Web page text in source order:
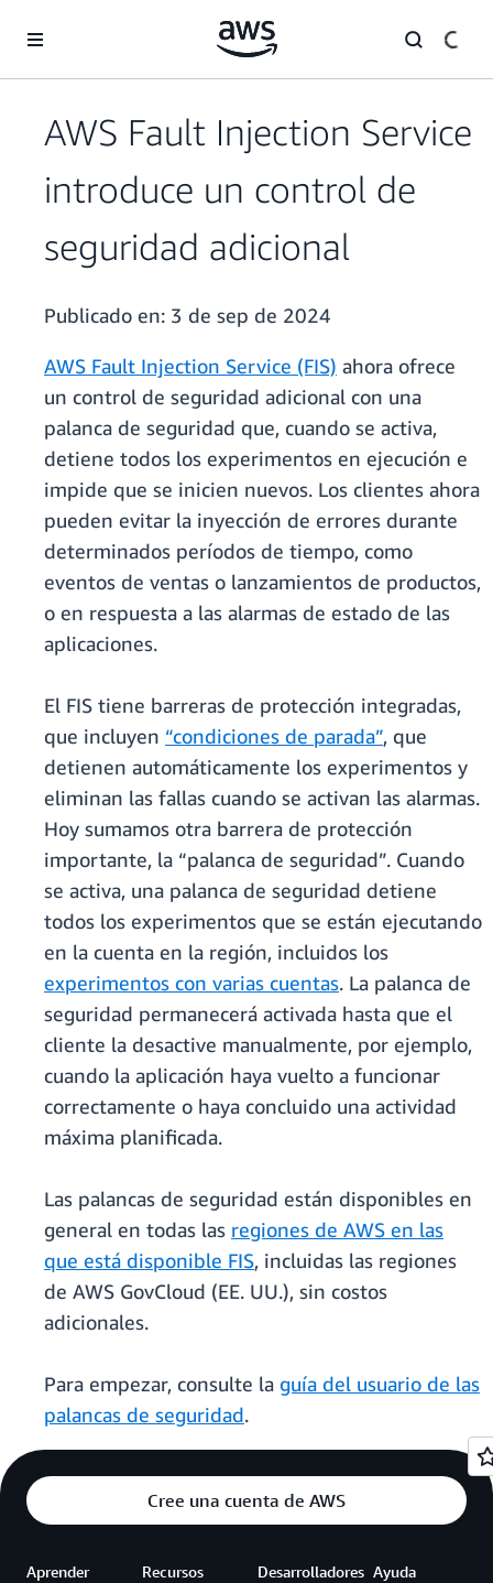
AWS Fault Injection Service
introduce un control de
seguridad adicional
Publicado en: 3 de sep de 2024
AWS Fault Injection Service (FIS) ahora ofrece
un control de seguridad adicional con una
palanca de seguridad que, cuando se activa,
detiene todos los experimentos en ejecución e
impide que se inicien nuevos. Los clientes ahora
pueden evitar la inyección de errores durante
determinados períodos de tiempo, como
eventos de ventas o lanzamientos de productos,
o en respuesta a las alarmas de estado de las
aplicaciones.
El FIS tiene barreras de protección integradas,
que incluyen “condiciones de parada”, que
detienen automáticamente los experimentos y
eliminan las fallas cuando se activan las alarmas.
Hoy sumamos otra barrera de protección
importante, la “palanca de seguridad”. Cuando
se activa, una palanca de seguridad detiene
todos los experimentos que se están ejecutando
en la cuenta en la región, incluidos los
experimentos con varias cuentas. La palanca de
seguridad permanecerá activada hasta que el
cliente la desactive manualmente, por ejemplo,
cuando la aplicación haya vuelto a funcionar
correctamente o haya concluido una actividad
máxima planificada.
Las palancas de seguridad están disponibles en
general en todas las regiones de AWS en las
que está disponible FIS, incluidas las regiones
de AWS GovCloud (EE. UU.), sin costos
adicionales.
Para empezar, consulte la guía del usuario de las
palancas de seguridad.
Cree una cuenta de AWS
Aprender Recursos Desarrolladores Ayuda